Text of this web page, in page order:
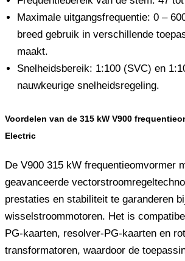
Maximale uitgangsfrequentie: 0 –
breed gebruik in verschillende
maakt.
Snelheidsbereik: 1:100 (SVC) en
nauwkeurige snelheidsregeling.
Voordelen van de 315 kW V900
Electric
De V900 315 kW frequentieomvormer
geavanceerde
prestaties en stabiliteit te garanderen
wisselstroommotoren. Het is
PG-kaarten, resolver-PG-kaarten en
transformatoren, waardoor de